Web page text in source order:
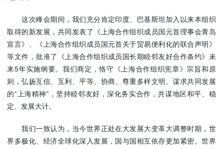
影
这次峰会期间，我们充分肯定印度、巴基斯坦加入以来本组织
取得的新发展，共同发表了《上海合作组织成员国元首理事会青岛
宣言》、《上海合作组织成员国元首关于贸易便利化的联合声明》
等文件，批准了《上海合作组织成员国长期睦邻友好合作条约》未
来5年实施纲要。我们商定，恪守《上海合作组织宪章》宗旨和原
则，弘扬互信、互利、平等、协商、尊重多样文明、谋求共同发展
的“上海精神”，坚持睦邻友好，深化务实合作，共谋地区和平、稳
定、发展大计。
我们一致认为，当今世界正处在大发展大变革大调整时期，世
界多极化、经济全球化深入发展，国与国相互依存更加紧密。世界